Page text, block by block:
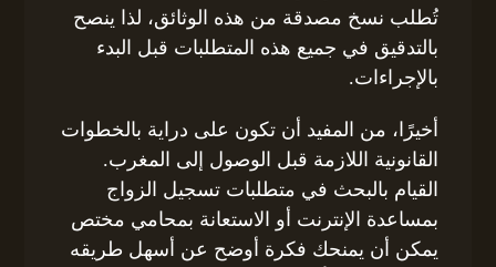
تُطلب نسخ مصدقة من هذه الوثائق، لذا ينصح
بالتدقيق في جميع هذه المتطلبات قبل البدء
بالإجراءات.
أخيرًا، من المفيد أن تكون على دراية بالخطوات
القانونية اللازمة قبل الوصول إلى المغرب.
القيام بالبحث في متطلبات تسجيل الزواج
بمساعدة الإنترنت أو الاستعانة بمحامي مختص
يمكن أن يمنحك فكرة أوضح عن أسهل طريقه